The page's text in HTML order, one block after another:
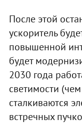
После этой
ускоритель
повышенной
будет
2030 года
светимости
сталкиваются
встречных